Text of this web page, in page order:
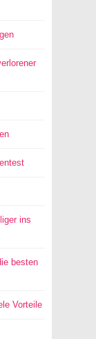
ins
besten
Vorteile